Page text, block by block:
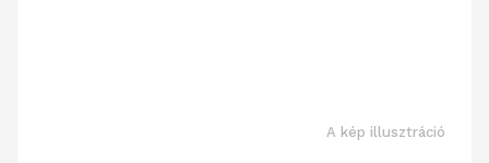
A kép illusztráció